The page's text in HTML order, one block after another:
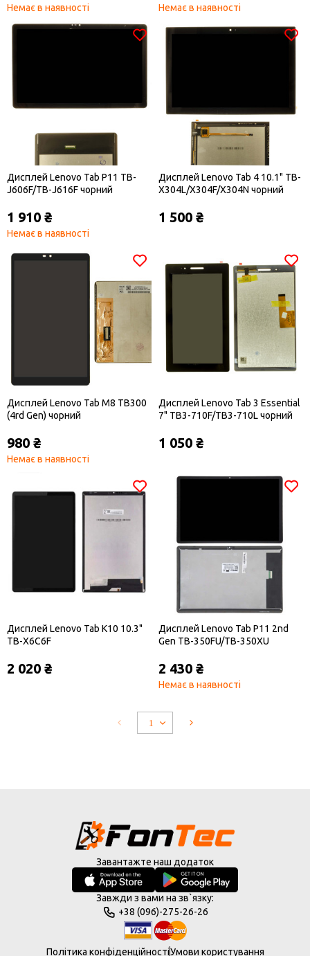
Немає в наявності Немає в наявності
Дисплей Lenovo Tab P11 TB-
J606F/TB-J616F чорний
1 910 ₴
Немає в наявності
Дисплей Lenovo Tab 4 10.1" TB-
X304L/X304F/X304N чорний
1 500 ₴
Дисплей Lenovo Tab M8 TB300
(4rd Gen) чорний
980 ₴
Немає в наявності
Дисплей Lenovo Tab 3 Essential
7" TB3-710F/TB3-710L чорний
1 050 ₴
Дисплей Lenovo Tab K10 10.3"
TB-X6C6F
2 020 ₴
Дисплей Lenovo Tab P11 2nd
Gen TB-350FU/TB-350XU
2 430 ₴
Немає в наявності
Завантажте наш додаток
Завжди з вами на зв`язку:
+38 (096)-275-26-26
Політика конфіденційностіУмови користування